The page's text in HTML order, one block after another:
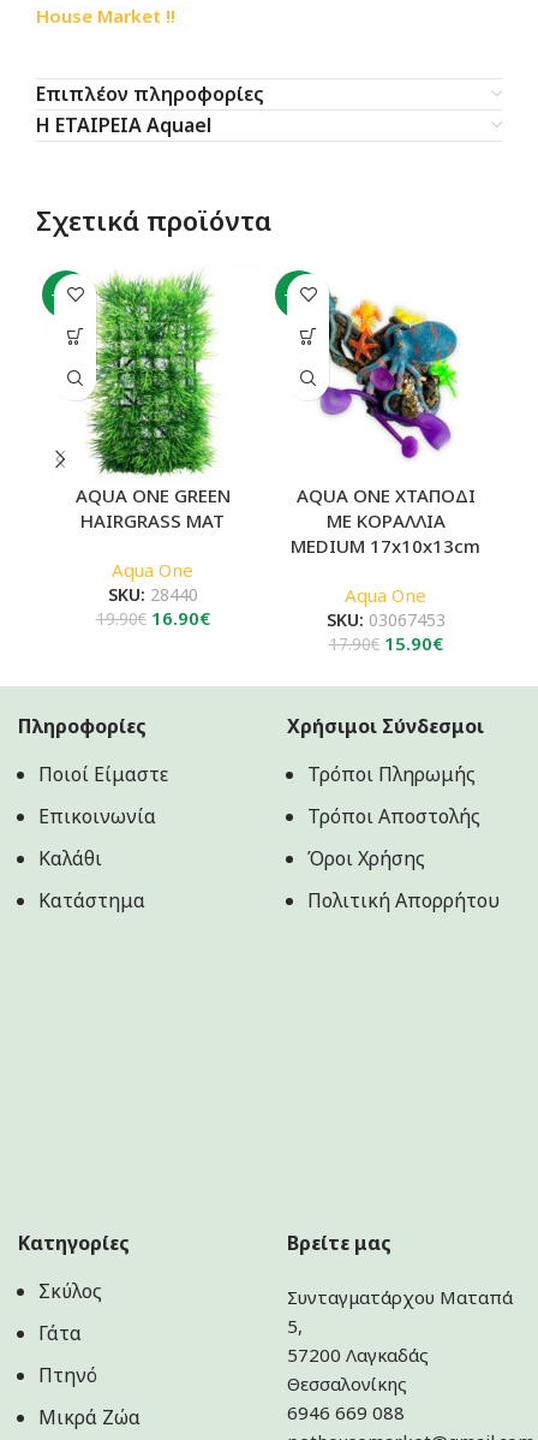
House Market !!
Επιπλέον πληροφορίες
Η ΕΤΑΙΡΕΙΑ Aquael
Σχετικά προϊόντα
-15%
AQUA ONE GREEN
HAIRGRASS MAT
Aqua One
SKU: 28440
19.90€ Original
19.90€.
16.90€Η
είναι:
-11%
AQUA ONE ΧΤΑΠΟΔΙ
ΜΕ ΚΟΡΑΛΛΙΑ
MEDIUM 17x10x13cm
Aqua One
SKU: 03067453
17.90€ Original
was:
17.90€.
15.90€Η
τιμή
είναι:
15.90€.
Πληροφορίες
Ποιοί Είμαστε
Επικοινωνία
Καλάθι
Κατάστημα
Χρήσιμοι Σύνδεσμοι
Τρόποι Πληρωμής
Τρόποι Αποστολής
Όροι Χρήσης
Πολιτική Aπορρήτου
Κατηγορίες
Σκύλος
Γάτα
Πτηνό
Μικρά Ζώα
Βρείτε μας
Συνταγματάρχου Ματαπά
5,
57200 Λαγκαδάς
Θεσσαλονίκης
6946 669 088